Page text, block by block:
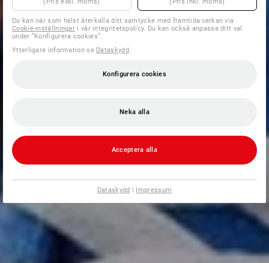
Du kan när som helst återkalla ditt samtycke med framtida verkan via
Cookie-inställningar i vår integritetspolicy. Du kan också anpassa ditt val
under ”Konfigurera cookies”.
Ytterligare information se Dataskydd.
Konfigurera cookies
Neka alla
Acceptera alla
Dataskydd | Impressum